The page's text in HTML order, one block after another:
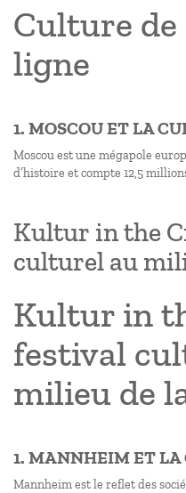
Culture de
ligne
1. MOSCOU ET LA
Moscou est une mégapole
d’histoire et compte 12,5
Kultur in the
culturel au
Kultur in
festival
milieu de
1. MANNHEIM ET LA
Mannheim est le reflet des